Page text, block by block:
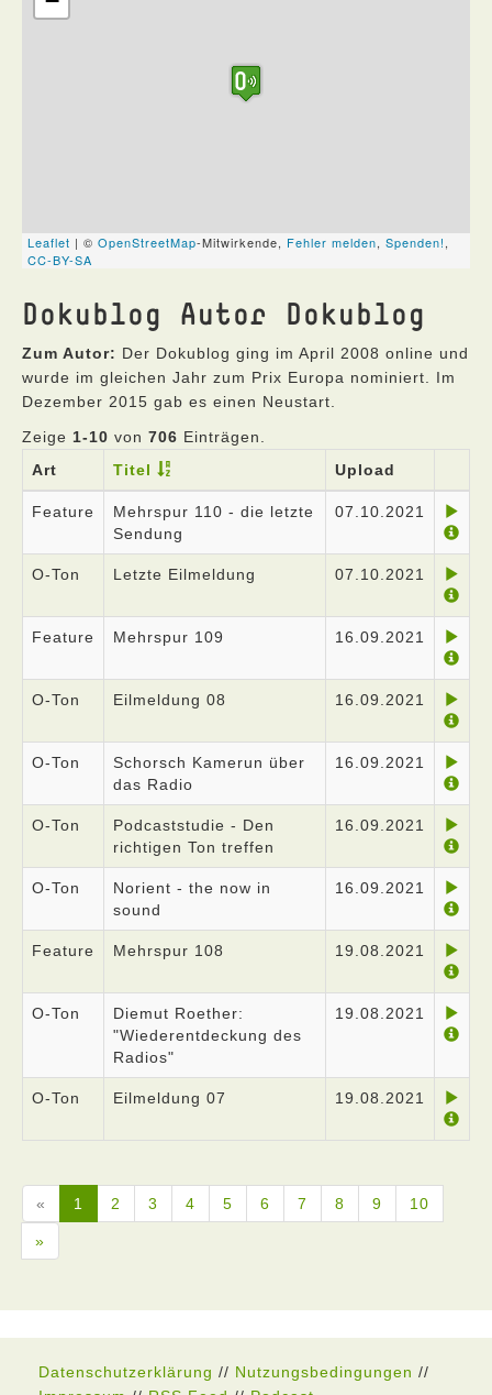
Dokublog Autor Dokublog
Zum Autor: Der Dokublog ging im April 2008 online und
wurde im gleichen Jahr zum Prix Europa nominiert. Im
Dezember 2015 gab es einen Neustart.
Zeige 1-10 von 706 Einträgen.
Art
Titel Upload
Feature
Mehrspur 110 - die letzte
Sendung
07.10.2021
O-Ton Letzte Eilmeldung 07.10.2021
Feature Mehrspur 109 16.09.2021
O-Ton Eilmeldung 08 16.09.2021
O-Ton
Schorsch Kamerun über
das Radio
16.09.2021
O-Ton
Podcaststudie - Den
richtigen Ton treffen
16.09.2021
O-Ton
Norient - the now in
sound
16.09.2021
Feature Mehrspur 108 19.08.2021
O-Ton
Diemut Roether:
"Wiederentdeckung des
Radios"
19.08.2021
O-Ton Eilmeldung 07 19.08.2021
« 1 2 3 4 5 6 7 8 9 10
»
Datenschutzerklärung // Nutzungsbedingungen //